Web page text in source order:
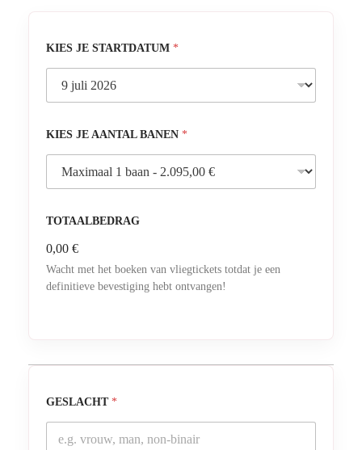
KIES JE STARTDATUM *
KIES JE AANTAL BANEN *
TOTAALBEDRAG
0,00 €
Wacht met het boeken van vliegtickets totdat je een
definitieve bevestiging hebt ontvangen!
GESLACHT *